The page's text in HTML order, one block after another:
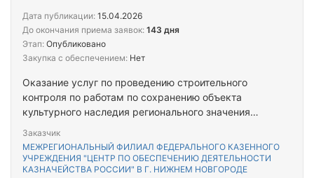
Оказание услуг по проведению строительного
контроля по работам по сохранению объекта
культурного наследия регионального значения
здание», 1786г., 1820-е гг., 1909-1912 гг.
(Нижегородская область, г. Нижний Новгород,
Кремль, корпус 1а (литера А)), расположенного по
Заказчик
МЕЖРЕГИОНАЛЬНЫЙ ФИЛИАЛ ФЕДЕРАЛЬНОГО КАЗЕННОГО
УЧРЕЖДЕНИЯ "ЦЕНТР ПО ОБЕСПЕЧЕНИЮ ДЕЯТЕЛЬНОСТИ
КАЗНАЧЕЙСТВА РОССИИ" В Г. НИЖНЕМ НОВГОРОДЕ
Дата публикации: 15.04.2026
До окончания приема заявок: 143 дня
Этап: Опубликовано
Закупка с обеспечением: Нет